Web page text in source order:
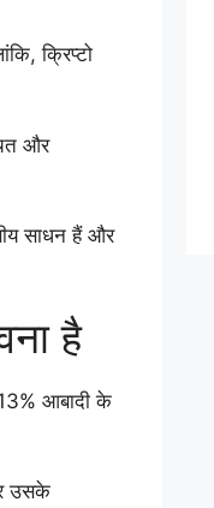
क्रिप्टो
और
साधन हैं और
है
आबादी के
उसके